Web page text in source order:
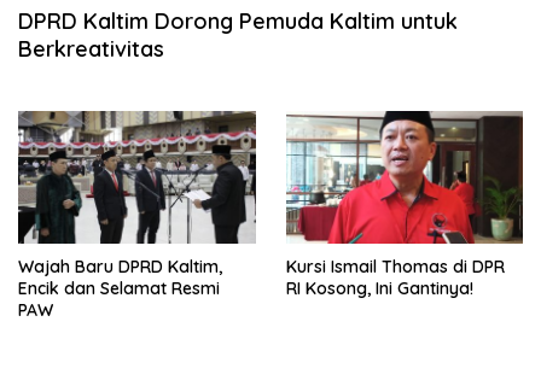
DPRD Kaltim Dorong Pemuda Kaltim untuk
Berkreativitas
Wajah Baru DPRD Kaltim,
Encik dan Selamat Resmi
PAW
Kursi Ismail Thomas di DPR
RI Kosong, Ini Gantinya!